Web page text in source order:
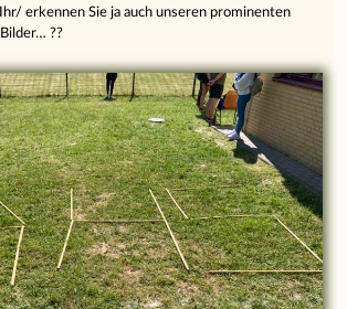
erkennen Sie ja auch unseren prominenten
??